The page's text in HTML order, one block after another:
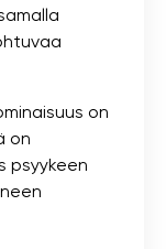
on
on
psyykeen